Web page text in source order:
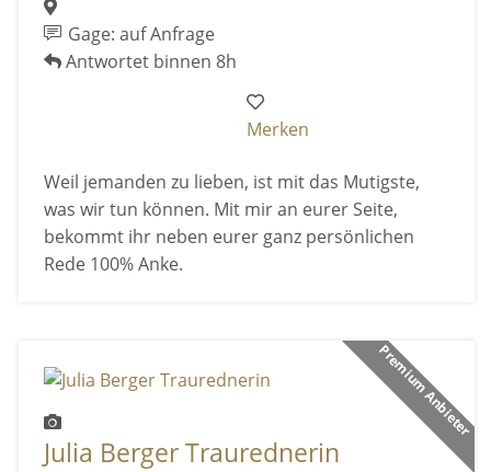
Gage: auf Anfrage
Antwortet binnen 8h
Merken
Weil jemanden zu lieben, ist mit das Mutigste,
was wir tun können. Mit mir an eurer Seite,
bekommt ihr neben eurer ganz persönlichen
Rede 100% Anke.
Premium Anbieter
Julia Berger Traurednerin